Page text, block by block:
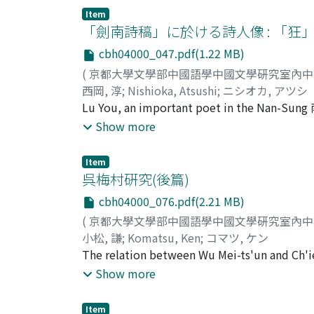
par des manuscrits datés. Le 18e texte est
où se réunissent des fidèles laīcs des
intéressant est le 7e, prière pour le 100e
à l'imitation fidèle de celles des maîtres
caractère bouddhique, et quelques
religieux bouddhistes dans un recueil à
milieu taoīsant dont il est un témoignage
les prières paraît très fortement influencé
résolue.
circumstances under which a bronzeware
conferment or ownership of territory.
as a literary genre for eulogical purpose.
六朝, extolled the Chin 晉 poet Chang Tsai
function of admonition to ming. We can
admonition as Wen-hsin-tiao-lung praised
not continue for very long. Pao Chao 鮑照,
a means of expression or description of
can also be seen in poetry. Pei 碑 is a
them is in the material on which they are
must be paid to the origin of the stones or
ming as one of the styles of literature in the
thirty-five words, however it had a preface
historical details whereas the ming existed
The point is rather in the preface and the
create this form with an elaborate and well
Item
「劍南詩稿」に於ける詩人像 : 「狂
cbh04000_047.pdf(1.22 MB)
( 京都大學文學部中國語學中國文學硏究室內
西岡, 淳; Nishioka, Atsushi; ニシオカ, アツシ
Lu You, an important poet in the Nan-Sung
go through his works anthologized in the
political attitude, but rather his self-portrait
advocation for war in Hsing-yuan 興元, the
therefore remained a bitter poet who could
half of Lu You's life had been spent under
The most important and striking quality
context, it would be more appropriate to
spirit was strong and steadfast, repeatedly
reality he had to confront as well as the
transcedental illusionary dimensions made
Show more
Item
呉梅村硏究(後篇)
cbh04000_076.pdf(2.21 MB)
( 京都大學文學部中國語學中國文學硏究室內
小松, 謙; Komatsu, Ken; コマツ, ケン
The relation between Wu Mei-ts'un and
and Wu was highly esteemed by Ch'ien.
Ch'ien, his works revealed certain bitter
Show more
Item